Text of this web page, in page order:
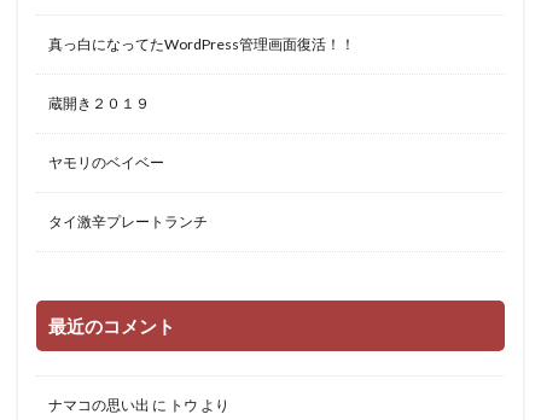
真っ白になってたWordPress管理画面復活！！
蔵開き２０１９
ヤモリのベイベー
タイ激辛プレートランチ
最近のコメント
ナマコの思い出 に トウ より